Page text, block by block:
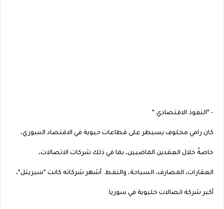
- *النفوذ الاقتصادي:*
كان رامي مخلوف يسيطر على قطاعات حيوية في الاقتصاد السوري،
خاصةً خلال العقدين الماضيين، بما في ذلك شركات الاتصالات،
العقارات، المصارف، السياحة، والنفط. أشهر شركاته كانت *سيريتل*،
أكبر شركة اتصالات خليوية في سوريا.